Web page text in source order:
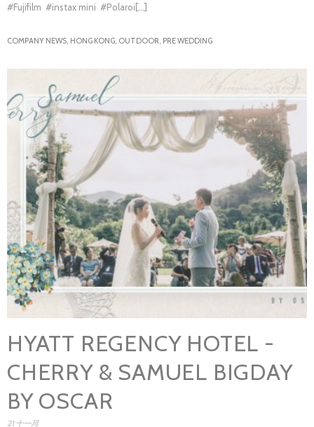
#Fujifilm #instax mini #Polaroi[...]
COMPANY NEWS, HONG KONG, OUTDOOR, PRE WEDDING
HYATT REGENCY HOTEL -
CHERRY & SAMUEL BIGDAY
BY OSCAR
21 十一月